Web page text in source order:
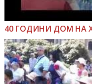
40 ГОДИНИ ДОМ НА